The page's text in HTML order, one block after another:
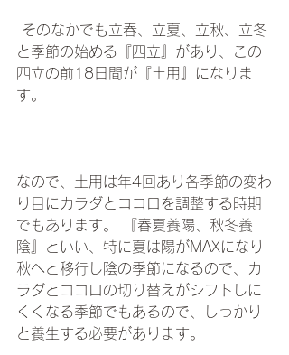
と季節の始める『四立』があり、この
四立の前18日間が『土用』になりま
す。
なので、土用は年4回あり各季節の変わ
り目にカラダとココロを調整する時期
でもあります。 『春夏養陽、秋冬養
陰』といい、特に夏は陽がMAXになり
秋へと移行し陰の季節になるので、カ
ラダとココロの切り替えがシフトしに
くくなる季節でもあるので、しっかり
と養生する必要があります。